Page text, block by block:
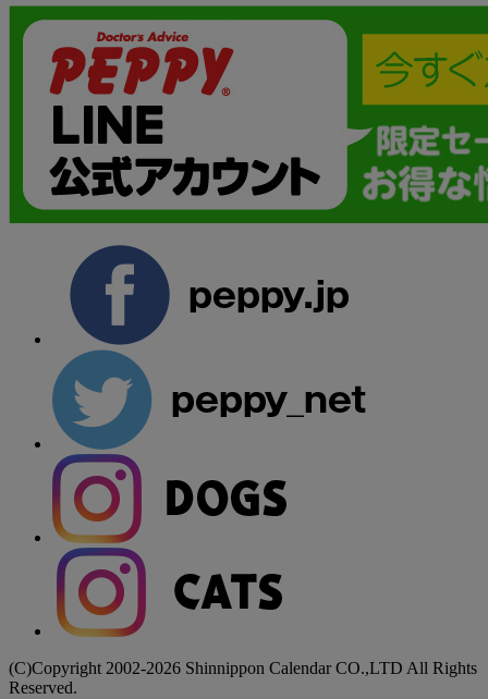
(C)Copyright 2002-2026 Shinnippon Calendar CO.,LTD All Rights
Reserved.